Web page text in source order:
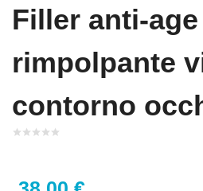
Filler anti-
rimpolpante
contorno